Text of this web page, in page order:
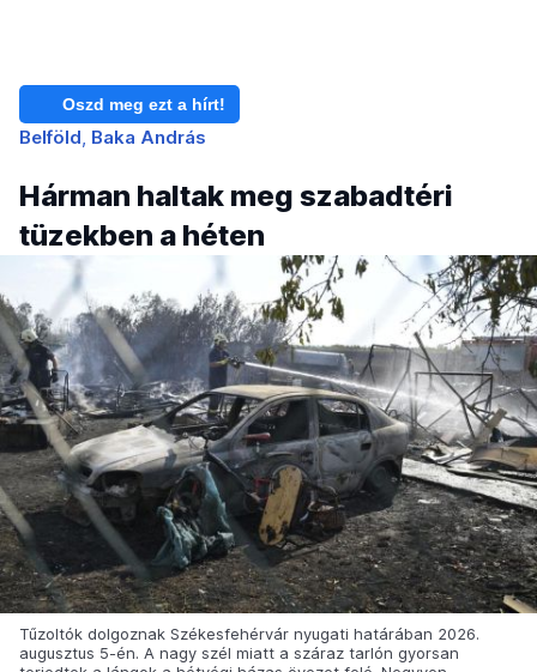
Oszd meg ezt a hírt!
Belföld Baka András
Hárman haltak meg szabadtéri
tüzekben a héten
Tűzoltók dolgoznak Székesfehérvár nyugati határában 2026.
augusztus 5-én. A nagy szél miatt a száraz tarlón gyorsan